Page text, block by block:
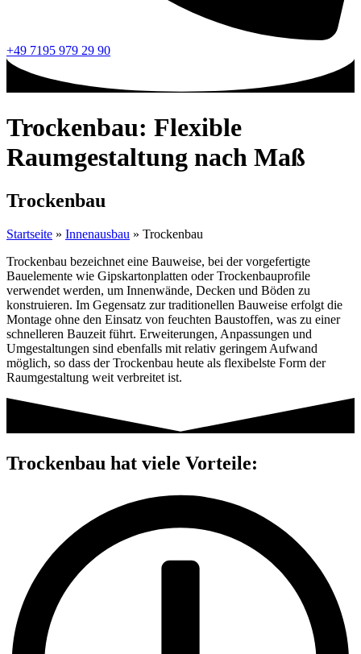
+49 7195 979 29 90
Trockenbau: Flexible
Raumgestaltung nach Maß
Trockenbau
Startseite » Innenausbau » Trockenbau
Trockenbau bezeichnet eine Bauweise, bei der vorgefertigte
Bauelemente wie Gipskartonplatten oder Trockenbauprofile
verwendet werden, um Innenwände, Decken und Böden zu
konstruieren. Im Gegensatz zur traditionellen Bauweise erfolgt die
Montage ohne den Einsatz von feuchten Baustoffen, was zu einer
schnelleren Bauzeit führt. Erweiterungen, Anpassungen und
Umgestaltungen sind ebenfalls mit relativ geringem Aufwand
möglich, so dass der Trockenbau heute als flexibelste Form der
Raumgestaltung weit verbreitet ist.
Trockenbau hat viele Vorteile: